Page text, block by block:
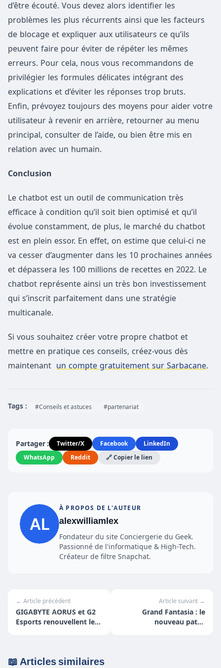
d’être écouté. Vous devez alors identifier les
problèmes les plus récurrents ainsi que les facteurs
de blocage et expliquer aux utilisateurs ce qu’ils
peuvent faire pour éviter de répéter les mêmes
erreurs. Pour cela, nous vous recommandons de
privilégier les formules délicates intégrant des
explications et d’éviter les réponses trop bruts.
Enfin, prévoyez toujours des moyens pour aider votre
utilisateur à revenir en arrière, retourner au menu
principal, consulter de l’aide, ou bien être mis en
relation avec un humain.
Conclusion
Le chatbot est un outil de communication très
efficace à condition qu’il soit bien optimisé et qu’il
évolue constamment, de plus, le marché du chatbot
est en plein essor. En effet, on estime que celui-ci ne
va cesser d’augmenter dans les 10 prochaines années
et dépassera les 100 millions de recettes en 2022. Le
chatbot représente ainsi un très bon investissement
qui s’inscrit parfaitement dans une stratégie
multicanale.
Si vous souhaitez créer votre propre chatbot et
mettre en pratique ces conseils, créez-vous dès
maintenant un compte gratuitement sur Sarbacane.
Tags : #Conseils et astuces #partenariat
Partager : Twitter/X Facebook
LinkedIn
WhatsApp
Reddit 🔗 Copier le lien
À PROPOS DE L'AUTEUR
alexwilliamlex
Fondateur du site Conciergerie du Geek.
Passionné de l'informatique & High-Tech.
Créateur de filtre Snapchat.
← Article précédent
GIGABYTE AORUS et G2
Esports renouvellent leur
Article suivant →
Grand Fantasia : le
nouveau patch
📖 Articles similaires